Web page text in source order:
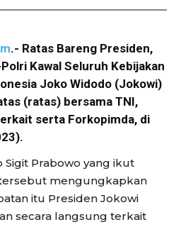
.- Ratas Bareng Presiden,
Kawal Seluruh Kebijakan
Joko Widodo (Jokowi)
(ratas) bersama TNI,
serta Forkopimda, di
Sigit Prabowo yang ikut
mengungkapkan
itu Presiden Jokowi
secara langsung terkait